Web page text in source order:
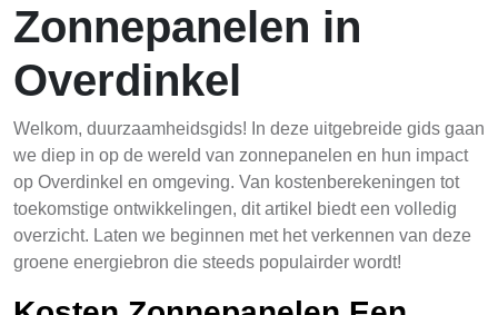
Zonnepanelen in
Overdinkel
Welkom, duurzaamheidsgids! In deze uitgebreide gids gaan
we diep in op de wereld van zonnepanelen en hun impact
op Overdinkel en omgeving. Van kostenberekeningen tot
toekomstige ontwikkelingen, dit artikel biedt een volledig
overzicht. Laten we beginnen met het verkennen van deze
groene energiebron die steeds populairder wordt!